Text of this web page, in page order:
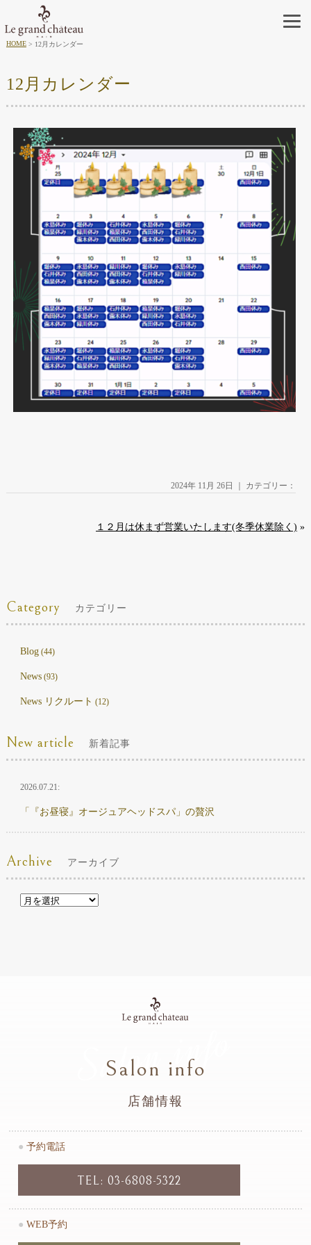
HOME 12月カレンダー
12月カレンダー
2024年 11月 26日 ｜ カテゴリー：
１２月は休まず営業いたします(冬季休業除く) »
Category カテゴリー
Blog(44)
News(93)
News リクルート (12)
New article 新着記事
2026.07.21:
「『お昼寝』オージュアヘッドスパ」の贅沢
Archive アーカイブ
Salon info
Salon info
店舗情報
● 予約電話
TEL: 03-6808-5322
● WEB予約